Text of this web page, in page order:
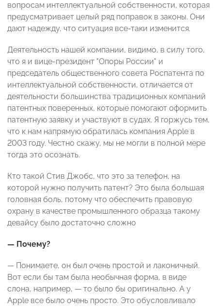
вопросам интеллектуальной собственности, которая
предусматривает целый ряд поправок в законы. Они
дают надежду, что ситуация все-таки изменится.
Деятельность нашей компании, видимо, в силу того,
что я и вице-президент "Опоры России" и
председатель общественного совета Роспатента по
интеллектуальной собственности, отличается от
деятельности большинства традиционных компаний
патентных поверенных, которые помогают оформить
патентную заявку и участвуют в судах. Я горжусь тем,
что к нам напрямую обратилась компания Apple в
2003 году. Честно скажу, мы не могли в полной мере
тогда это осознать.
Кто такой Стив Джобс, что это за телефон, на
которой нужно получить патент? Это была большая
головная боль, потому что обеспечить правовую
охрану в качестве промышленного образца такому
девайсу было достаточно сложно
— Почему?
— Понимаете, он был очень простой и лаконичный.
Вот если бы там была необычная форма, в виде
слона, например, — то было бы оригинально. А у
Apple все было очень просто. Это обусловливало